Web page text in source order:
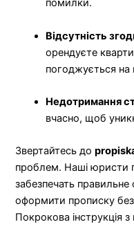
помилки.
Відсутність
орендуєте
погоджується на
Недотримання
вчасно, щоб
Звертайтесь до
проблем. Наші юристи
забезпечать
оформити прописку
Покрокова інструкція